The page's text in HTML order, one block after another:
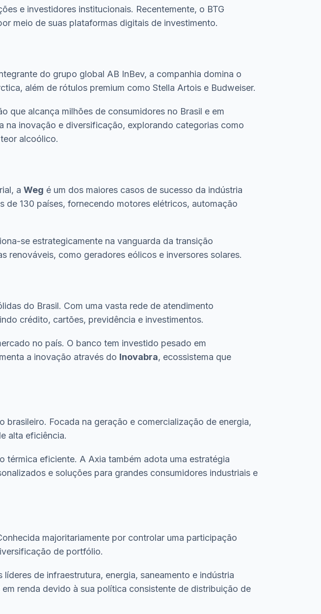
e investidores institucionais. Recentemente, o BTG
meio de suas plataformas digitais de investimento.
do grupo global AB InBev, a companhia domina o
além de rótulos premium como Stella Artois e Budweiser.
que alcança milhões de consumidores no Brasil e em
na inovação e diversificação, explorando categorias como
alcoólico.
a Weg é um dos maiores casos de sucesso da indústria
de 130 países, fornecendo motores elétricos, automação
se estrategicamente na vanguarda da transição
renováveis, como geradores eólicos e inversores solares.
do Brasil. Com uma vasta rede de atendimento
crédito, cartões, previdência e investimentos.
no país. O banco tem investido pesado em
a inovação através do Inovabra, ecossistema que
Focada na geração e comercialização de energia,
alta eficiência.
térmica eficiente. A Axia também adota uma estratégia
e soluções para grandes consumidores industriais e
majoritariamente por controlar uma participação
de portfólio.
de infraestrutura, energia, saneamento e indústria
renda devido à sua política consistente de distribuição de